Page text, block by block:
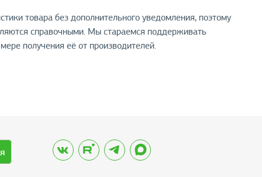
товара без дополнительного уведомления, поэтому
справочными. Мы стараемся поддерживать
получения её от производителей.